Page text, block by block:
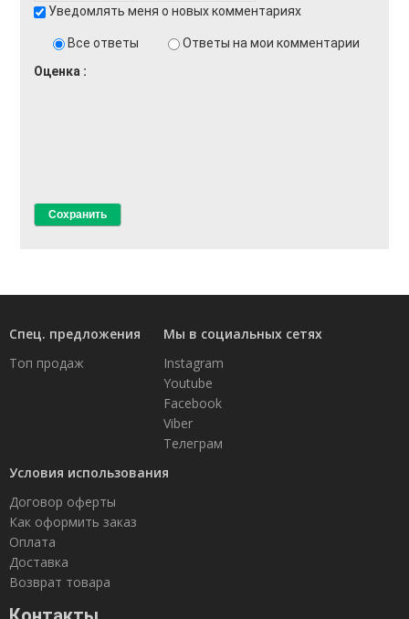
Уведомлять меня о новых комментариях
Все ответы
Ответы на мои комментарии
Оценка
Спец. предложения
Топ продаж
Мы в социальных сетях
Instagram
Youtube
Facebook
Viber
Телеграм
Условия использования
Договор оферты
Как оформить заказ
Оплата
Доставка
Возврат товара